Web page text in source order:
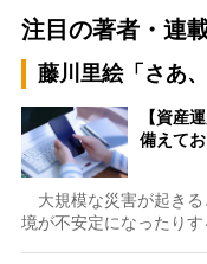
注目の著者・連
藤川里絵「さあ
【資産
備えて
大規模な災害が起きる
境が不安定になったり